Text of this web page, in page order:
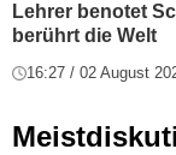
Lehrer benotet
berührt die Welt
16:27 / 02 August